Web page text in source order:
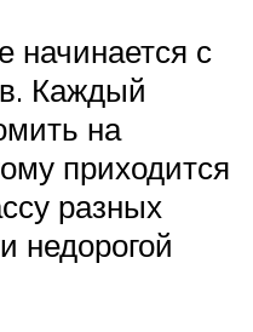
начинается с
Каждый
на
приходится
разных
недорогой